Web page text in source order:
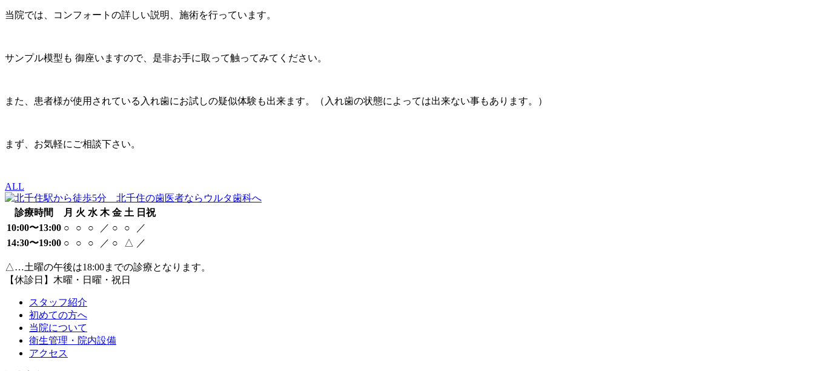
当院では、コンフォートの詳しい説明、施術を行っています。
サンプル模型も 御座いますので、是非お手に取って触ってみてください。
また、患者様が使用されている入れ歯にお試しの疑似体験も出来ます。（入れ歯の状態によっては出来ない事もあります。）
まず、お気軽にご相談下さい。
ALL
診療時間 月 火 水 木 金 土 日祝
10:00〜13:00 ○ ○ ○ ／ ○ ○
／
14:30〜19:00 ○ ○ ○ ／ ○ △ ／
△…土曜の午後は18:00までの診療となります。
【休診日】木曜・日曜・祝日
スタッフ紹介
初めての方へ
当院について
衛生管理・院内設備
アクセス